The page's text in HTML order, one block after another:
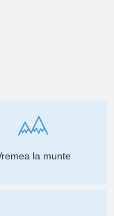
la munte